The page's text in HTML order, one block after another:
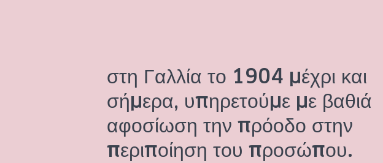
στη Γαλλία το 1904 μέχρι και
σήμερα, υπηρετούμε με βαθιά
αφοσίωση την πρόοδο στην
περιποίηση του προσώπου.